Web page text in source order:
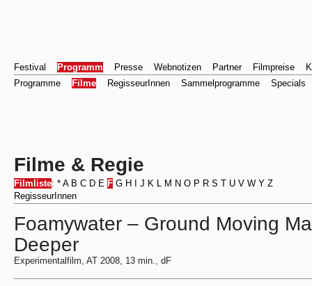
Festival Programm Presse Webnotizen Partner Filmpreise
Programme
Filme RegisseurInnen Sammelprogramme Specials
Filme & Regie
Filmliste: * A B C D E F G H J K L M N O P R S T U V W Y Z
RegisseurInnen
Foamywater – Ground Moving
Deeper
Experimentalfilm, AT 2008, 13 min., dF